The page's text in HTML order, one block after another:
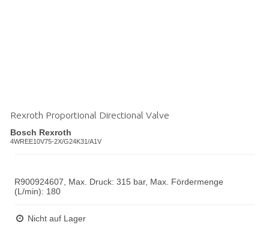
Rexroth Proportional Directional Valve
Bosch Rexroth
4WREE10V75-2X/G24K31/A1V
R900924607, Max. Druck: 315 bar, Max. Fördermenge
(L/min): 180
Nicht auf Lager